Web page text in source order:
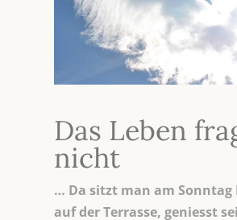
Das Leben
nicht
… Da sitzt man am Sonntag
auf der Terrasse, geniesst